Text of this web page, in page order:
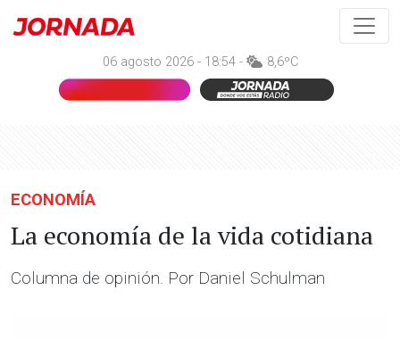
06 agosto 2026 - 18:54 - 8,6ºC
ECONOMÍA
La economía de la vida cotidiana
Columna de opinión. Por Daniel Schulman